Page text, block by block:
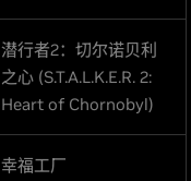
潜行者2：切尔诺贝利
之心 (S.T.A.L.K.E.R. 2:
Heart of Chornobyl)
幸福工厂